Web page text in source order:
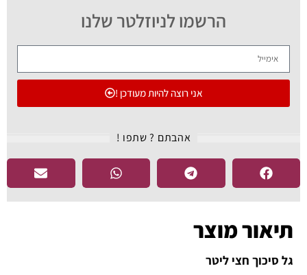
הרשמו לניוזלטר שלנו
אני רוצה להיות מעודכן !
אהבתם ? שתפו !​
תיאור מוצר
גל סיכוך חצי ליטר